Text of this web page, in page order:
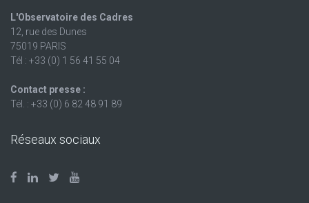
L'Observatoire des Cadres
12, rue des Dunes
75019 PARIS
Tél : +33 (0) 1 56 41 55 04
Contact presse :
Tél. : +33 (0) 6 82 48 91 89
Réseaux sociaux